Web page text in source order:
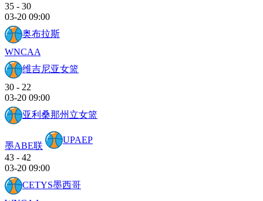
35 - 30
03-20 09:00
奥布拉斯
WNCAA
维吉尼亚女篮
30 - 22
03-20 09:00
亚利桑那州立女篮
墨ABE联
UPAEP
43 - 42
03-20 09:00
CETYS墨西哥